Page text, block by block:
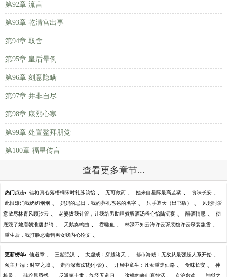
第92章 流言
第93章 乾清宫出事
第94章 取舍
第95章 皇后晕倒
第96章 刻意隐瞒
第97章 并非自尽
第98章 康熙心寒
第99章 处置鳌拜朋党
第100章 福星传言
查看更多章节...
热门点击: 错将真心落梧桐宋时礼苏韵怡 、 无可救药 、 她来自星际最高监狱 、 食味长安 、
此恨难消我奶奶烟烟 、 妈妈的忌日，我的葬礼爸爸的名字 、 只手遮天（出书版） 、 风起时爱
意散尽林青风顾汐云 、 老婆拔我针管，让我给男助理煮醒酒汤程心怡陆沉宴 、 醉酒情思 、 彻
底毁了她唐朝淮唐梦绮 、 天鹅奏鸣曲 、 吞噬鱼 、 林深不知云海许云琛裴馥许云琛裴馥雪 、
重生后，我打脸恶毒狗男女我内心论文 、
更新榜单: 仙道章 、 三塑强汉 、 太虚戒：穿越诸天 、 都市海贼：无敌从最强超人系开始 、
领主开端：时空之城 、 走向深蓝(幻想小说) 、 开局中童生：凡女重走仙路 、 食味长安 、 神
枪录 硅谷晨昏线 反派第十世，终经无道归 这样的修仙真快活 京沪贪欢 神狱之